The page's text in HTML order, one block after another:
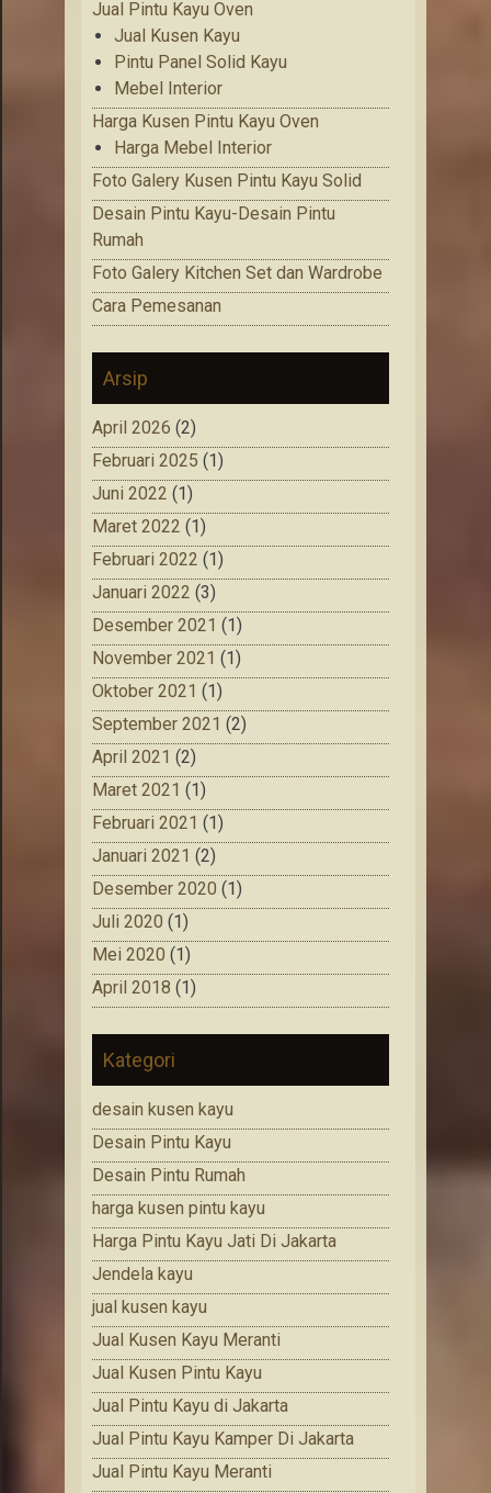
Jual Pintu Kayu Oven
Jual Kusen Kayu
Pintu Panel Solid Kayu
Mebel Interior
Harga Kusen Pintu Kayu Oven
Harga Mebel Interior
Foto Galery Kusen Pintu Kayu Solid
Desain Pintu Kayu-Desain Pintu
Rumah
Foto Galery Kitchen Set dan Wardrobe
Cara Pemesanan
Arsip
April 2026 (2)
Februari 2025 (1)
Juni 2022 (1)
Maret 2022 (1)
Februari 2022 (1)
Januari 2022 (3)
Desember 2021 (1)
November 2021 (1)
Oktober 2021 (1)
September 2021 (2)
April 2021 (2)
Maret 2021 (1)
Februari 2021 (1)
Januari 2021 (2)
Desember 2020 (1)
Juli 2020 (1)
Mei 2020 (1)
April 2018 (1)
Kategori
desain kusen kayu
Desain Pintu Kayu
Desain Pintu Rumah
harga kusen pintu kayu
Harga Pintu Kayu Jati Di Jakarta
Jendela kayu
jual kusen kayu
Jual Kusen Kayu Meranti
Jual Kusen Pintu Kayu
Jual Pintu Kayu di Jakarta
Jual Pintu Kayu Kamper Di Jakarta
Jual Pintu Kayu Meranti